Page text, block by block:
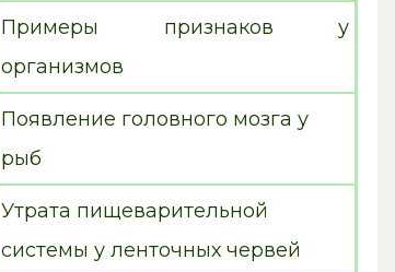
Примеры признаков у
организмов
Появление головного мозга у
рыб
Утрата пищеварительной
системы у ленточных червей